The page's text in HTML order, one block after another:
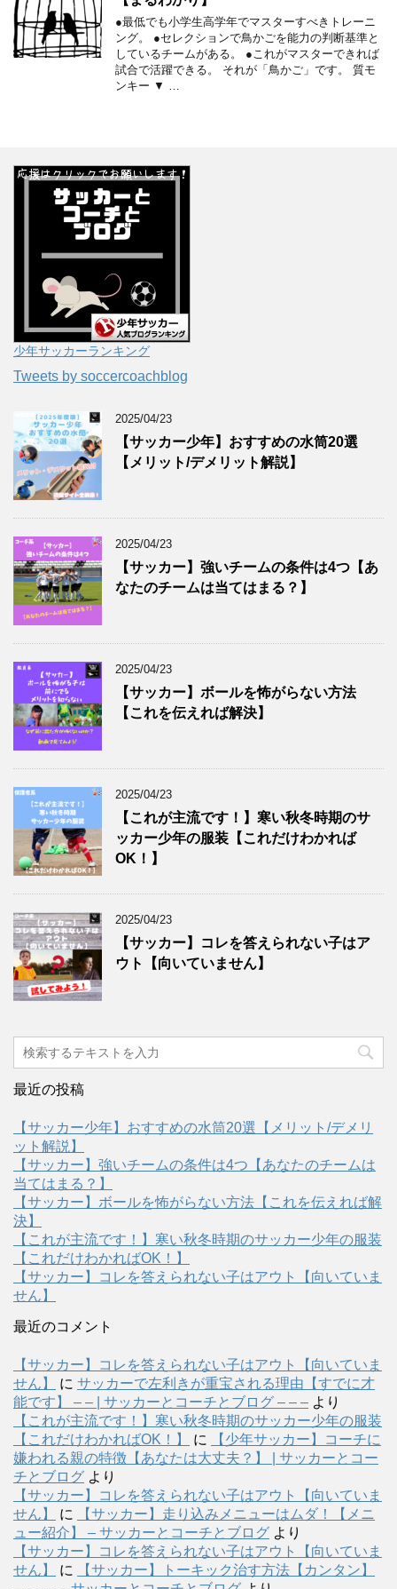
●最低でも小学生高学年でマスターすべきトレーニ
ング。 ●セレクションで鳥かごを能力の判断基準と
しているチームがある。 ●これがマスターできれば
試合で活躍できる。 それが「鳥かご」です。 質モ
ンキー ▼ …
少年サッカーランキング
Tweets by soccercoachblog
2025/04/23
【サッカー少年】おすすめの水筒20選
【メリット/デメリット解説】
2025/04/23
【サッカー】強いチームの条件は4つ【あ
なたのチームは当てはまる？】
2025/04/23
【サッカー】ボールを怖がらない方法
【これを伝えれば解決】
2025/04/23
【これが主流です！】寒い秋冬時期のサ
ッカー少年の服装【これだけわかれば
OK！】
2025/04/23
【サッカー】コレを答えられない子はア
ウト【向いていません】
最近の投稿
【サッカー少年】おすすめの水筒20選【メリット/デメリ
ット解説】
【サッカー】強いチームの条件は4つ【あなたのチームは
当てはまる？】
【サッカー】ボールを怖がらない方法【これを伝えれば解
決】
【これが主流です！】寒い秋冬時期のサッカー少年の服装
【これだけわかればOK！】
【サッカー】コレを答えられない子はアウト【向いていま
せん】
最近のコメント
【サッカー】コレを答えられない子はアウト【向いていま
せん】
に サッカーで左利きが重宝される理由【すでに才
能です】 – – | サッカーとコーチとブログ – – – より
【これが主流です！】寒い秋冬時期のサッカー少年の服装
【これだけわかればOK！】
に
【少年サッカー】コーチに
嫌われる親の特徴【あなたは大丈夫？】 | サッカーとコー
チとブログ より
【サッカー】コレを答えられない子はアウト【向いていま
せん】
に
【サッカー】走り込みメニューはムダ！【メニ
ュー紹介】 – サッカーとコーチとブログ より
【サッカー】コレを答えられない子はアウト【向いていま
せん】
に
【サッカー】トーキック治す方法【カンタン】